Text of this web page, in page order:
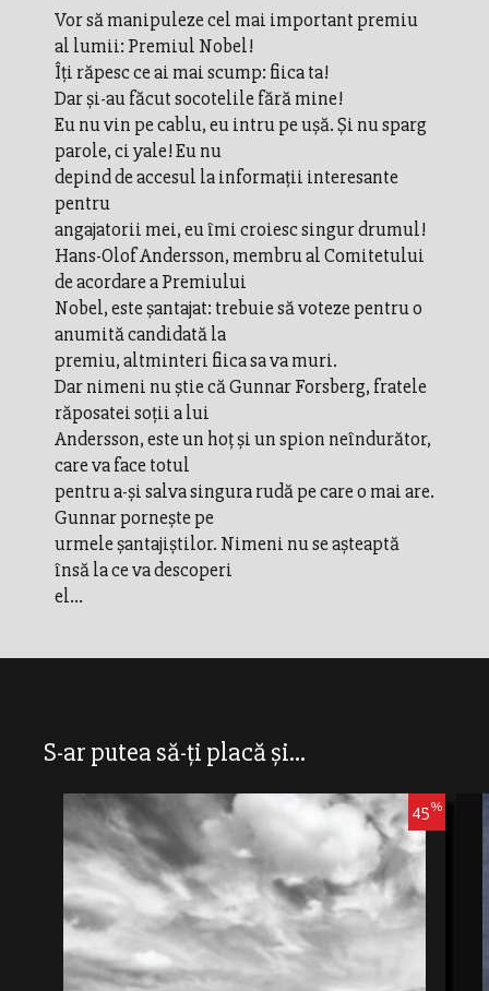
Vor să manipuleze cel mai important premiu
al lumii: Premiul Nobel!
Îţi răpesc ce ai mai scump: fiica ta!
Dar şi-au făcut socotelile fără mine!
Eu nu vin pe cablu, eu intru pe uşă. Şi nu sparg
parole, ci yale! Eu nu
depind de accesul la informaţii interesante
pentru
angajatorii mei, eu îmi croiesc singur drumul!
Hans-Olof Andersson, membru al Comitetului
de acordare a Premiului
Nobel, este şantajat: trebuie să voteze pentru o
anumită candidată la
premiu, altminteri fiica sa va muri.
Dar nimeni nu ştie că Gunnar Forsberg, fratele
răposatei soţii a lui
Andersson, este un hoţ şi un spion neîndurător,
care va face totul
pentru a-şi salva singura rudă pe care o mai are.
Gunnar porneşte pe
urmele şantajiştilor. Nimeni nu se aşteaptă
însă la ce va descoperi
el...
S-ar putea să-ți placă și...
45%